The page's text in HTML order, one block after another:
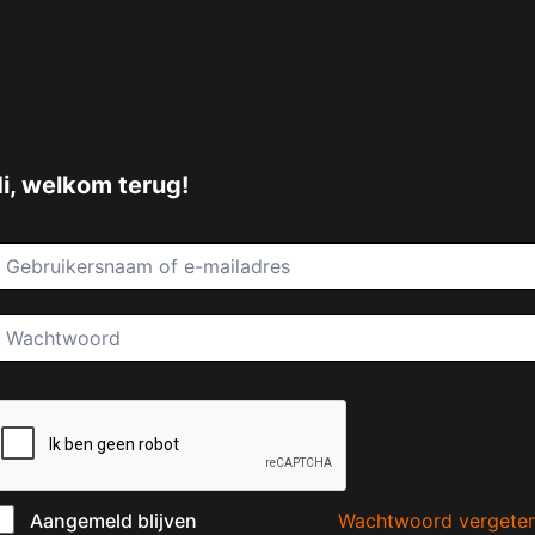
welkom terug!
Aangemeld blijven Wachtwoord